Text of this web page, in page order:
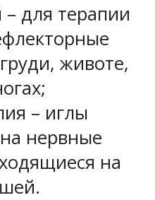
для терапии
животе,
– иглы
нервные
на